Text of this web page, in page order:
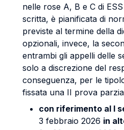
nelle rose A, B e C di
scritta, è pianificata di
previste al termine della
opzionali, invece, la
entrambi gli appelli delle
solo a discrezione del
conseguenza, per le
fissata una II prova
con riferimento al I
3 febbraio 2026 in